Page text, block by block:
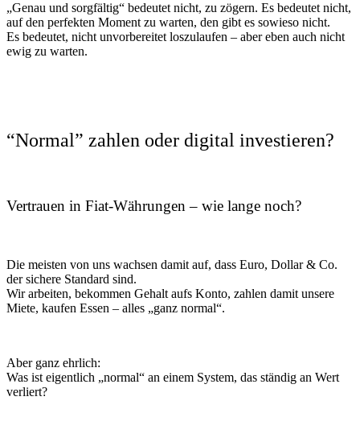
„Genau und sorgfältig“ bedeutet nicht, zu zögern. Es bedeutet nicht,
auf den perfekten Moment zu warten, den gibt es sowieso nicht.
Es bedeutet, nicht unvorbereitet loszulaufen – aber eben auch nicht
ewig zu warten.
“Normal” zahlen oder digital investieren?
Vertrauen in Fiat-Währungen – wie lange noch?
Die meisten von uns wachsen damit auf, dass Euro, Dollar & Co.
der sichere Standard sind.
Wir arbeiten, bekommen Gehalt aufs Konto, zahlen damit unsere
Miete, kaufen Essen – alles „ganz normal“.
Aber ganz ehrlich:
Was ist eigentlich „normal“ an einem System, das ständig an Wert
verliert?